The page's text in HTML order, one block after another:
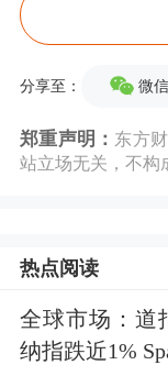
率持续改善。
对外经济贸
对《证券
同比下降
减少近1%
分享至： 微信
郑重声明： 东方
站立场无关，不构
热点阅读
全球市场：道
纳指跌近1%